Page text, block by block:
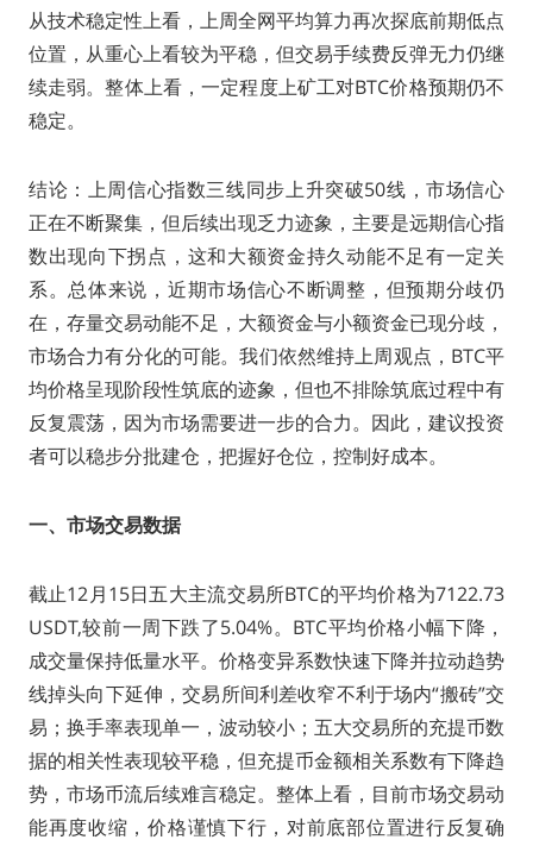
从技术稳定性上看，上周全网平均算力再次探底前期低点
位置，从重心上看较为平稳，但交易手续费反弹无力仍继
续走弱。整体上看，一定程度上矿工对BTC价格预期仍不
稳定。
结论：上周信心指数三线同步上升突破50线，市场信心
正在不断聚集，但后续出现乏力迹象，主要是远期信心指
数出现向下拐点，这和大额资金持久动能不足有一定关
系。总体来说，近期市场信心不断调整，但预期分歧仍
在，存量交易动能不足，大额资金与小额资金已现分歧，
市场合力有分化的可能。我们依然维持上周观点，BTC平
均价格呈现阶段性筑底的迹象，但也不排除筑底过程中有
反复震荡，因为市场需要进一步的合力。因此，建议投资
者可以稳步分批建仓，把握好仓位，控制好成本。
一、市场交易数据
截止12月15日五大主流交易所BTC的平均价格为7122.73
USDT,较前一周下跌了5.04%。BTC平均价格小幅下降，
成交量保持低量水平。价格变异系数快速下降并拉动趋势
线掉头向下延伸，交易所间利差收窄不利于场内“搬砖”交
易；换手率表现单一，波动较小；五大交易所的充提币数
据的相关性表现较平稳，但充提币金额相关系数有下降趋
势，市场币流后续难言稳定。整体上看，目前市场交易动
能再度收缩，价格谨慎下行，对前底部位置进行反复确